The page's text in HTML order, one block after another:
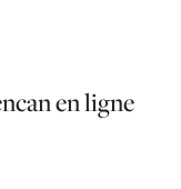
en ligne